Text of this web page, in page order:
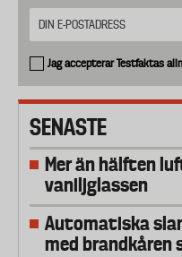
Jag accepterar Testfaktas
SENASTE
Mer än hälften
vaniljglassen
Automatiska
med brandkåren